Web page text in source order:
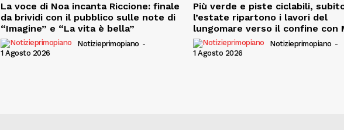
La voce di Noa incanta Riccione: finale
da brividi con il pubblico sulle note di
“Imagine” e “La vita è bella”
Notizieprimopiano -
1 Agosto 2026
Più verde e piste ciclabili,
l’estate ripartono i lavori del
lungomare verso il confine con
Notizieprimopiano -
1 Agosto 2026